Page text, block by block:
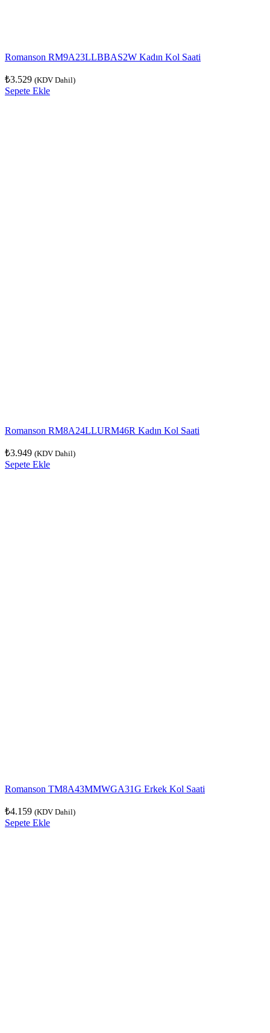
Romanson RM9A23LLBBAS2W Kadın Kol Saati
₺3.529 (KDV Dahil)
Sepete Ekle
Romanson RM8A24LLURM46R Kadın Kol Saati
₺3.949 (KDV Dahil)
Sepete Ekle
Romanson TM8A43MMWGA31G Erkek Kol Saati
₺4.159 (KDV Dahil)
Sepete Ekle